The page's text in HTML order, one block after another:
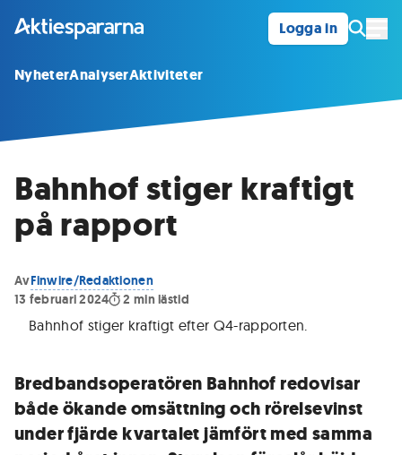
Logga in
NyheterAnalyserAktiviteter
Bahnhof stiger kraftigt
på rapport
AvFinwire/Redaktionen
13 februari 2024
2 min lästid
Bahnhof stiger kraftigt efter Q4-rapporten.
Bredbandsoperatören Bahnhof redovisar
både ökande omsättning och rörelsevinst
under fjärde kvartalet jämfört med samma